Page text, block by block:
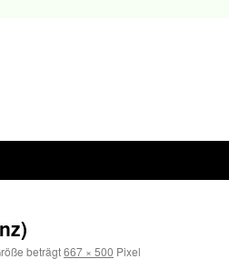
beträgt667 × 500 Pixel